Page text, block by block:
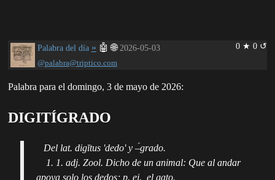
0 ★ 0 ↺
Palabra del día » 🤖 🌐 2026-05-03
@palabra@triptico.com
Palabra para el domingo, 3 de mayo de 2026:
DIGITÍGRADO
Del lat. digĭtus 'dedo' y ‒́grado.
1. 1. adj. Zool. Dicho de un animal: Que al andar
apoya solo los dedos; p. ej., el gato.